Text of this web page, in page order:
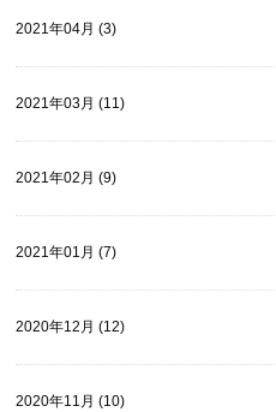
2021年04月 (3)
2021年03月 (11)
2021年02月 (9)
2021年01月 (7)
2020年12月 (12)
2020年11月 (10)